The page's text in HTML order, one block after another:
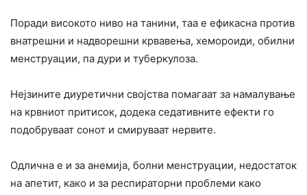
Поради високото ниво на танини, таа е ефикасна против
внатрешни и надворешни крвавења, хемороиди, обилни
менструации, па дури и туберкулоза.
Нејзините диуретични својства помагаат за намалување
на крвниот притисок, додека седативните ефекти го
подобруваат сонот и смируваат нервите.
Одлична е и за анемија, болни менструации, недостаток
на апетит, како и за респираторни проблеми како